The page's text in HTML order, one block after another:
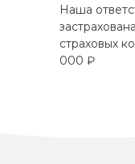
Наша
страховых
000 ₽